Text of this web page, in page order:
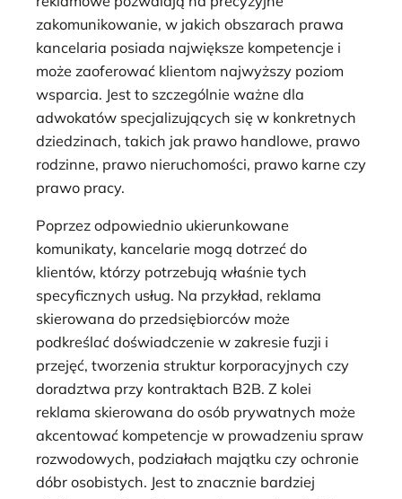
zakomunikowanie, w jakich obszarach prawa
kancelaria posiada największe kompetencje i
może zaoferować klientom najwyższy poziom
wsparcia. Jest to szczególnie ważne dla
adwokatów specjalizujących się w konkretnych
dziedzinach, takich jak prawo handlowe, prawo
rodzinne, prawo nieruchomości, prawo karne czy
prawo pracy.
Poprzez odpowiednio ukierunkowane
komunikaty, kancelarie mogą dotrzeć do
klientów, którzy potrzebują właśnie tych
specyficznych usług. Na przykład, reklama
skierowana do przedsiębiorców może
podkreślać doświadczenie w zakresie fuzji i
przejęć, tworzenia struktur korporacyjnych czy
doradztwa przy kontraktach B2B. Z kolei
reklama skierowana do osób prywatnych może
akcentować kompetencje w prowadzeniu spraw
rozwodowych, podziałach majątku czy ochronie
dóbr osobistych. Jest to znacznie bardziej